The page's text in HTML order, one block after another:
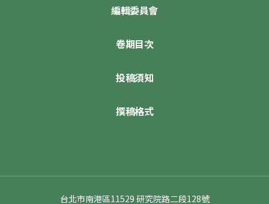
編輯委員會
卷期目次
投稿須知
撰稿格式
台北市南港區11529 研究院路二段128號